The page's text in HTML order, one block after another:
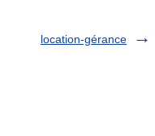
location-gérance